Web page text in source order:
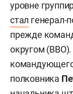
уровне
стал генерал-
прежде
округом
полковника